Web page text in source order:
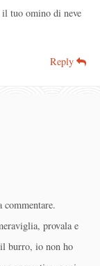
il tuo omino di neve
Reply
commentare.
provala e
burro, io non ho